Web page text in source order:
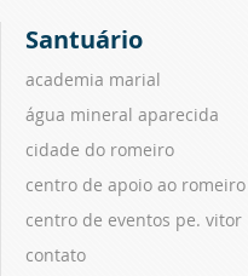
Santuário
academia marial
água mineral aparecida
cidade do romeiro
centro de apoio ao romeiro
centro de eventos pe. vitor
contato